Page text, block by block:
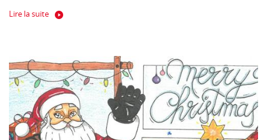
Lire la suite